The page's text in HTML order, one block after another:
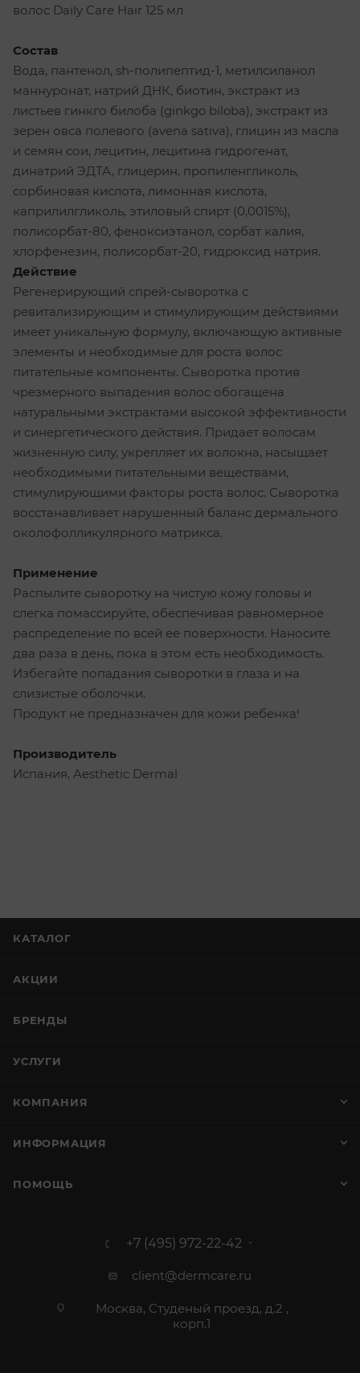
волос Daily Care Hair 125 мл
Состав
Вода, пантенол, sh-полипептид-1, метилсиланол
маннуронат, натрий ДНК, биотин, экстракт из
листьев гинкго билоба (ginkgo biloba), экстракт из
зерен овса полевого (avena sativa), глицин из масла
и семян сои, лецитин, лецитина гидрогенат,
динатрий ЭДТА, глицерин, пропиленгликоль,
сорбиновая кислота, лимонная кислота,
каприлилгликоль, этиловый спирт (0,0015%),
полисорбат-80, феноксиэтанол, сорбат калия,
хлорфенезин, полисорбат-20, гидроксид натрия.
Действие
Регенерирующий спрей-сыворотка с
ревитализирующим и стимулирующим действиями
имеет уникальную формулу, включающую активные
элементы и необходимые для роста волос
питательные компоненты. Сыворотка против
чрезмерного выпадения волос обогащена
натуральными экстрактами высокой эффективности
и синергетического действия. Придает волосам
жизненную силу, укрепляет их волокна, насыщает
необходимыми питательными веществами,
стимулирующими факторы роста волос. Сыворотка
восстанавливает нарушенный баланс дермального
околофолликулярного матрикса.
Применение
Распылите сыворотку на чистую кожу головы и
слегка помассируйте, обеспечивая равномерное
распределение по всей ее поверхности. Наносите
два раза в день, пока в этом есть необходимость.
Избегайте попадания сыворотки в глаза и на
слизистые оболочки.
Продукт не предназначен для кожи ребенка!
Производитель
Испания, Aesthetic Dermal
КАТАЛОГ
АКЦИИ
БРЕНДЫ
УСЛУГИ
КОМПАНИЯ
ИНФОРМАЦИЯ
ПОМОЩЬ
+7 (495) 972-22-42
client@dermcare.ru
Москва, Студеный проезд, д.2 ,
корп.1